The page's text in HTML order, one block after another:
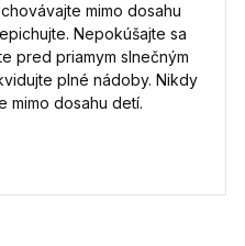
mimo dosahu
Nepokúšajte sa
pred priamym slnečným
plné nádoby. Nikdy
mimo dosahu detí.